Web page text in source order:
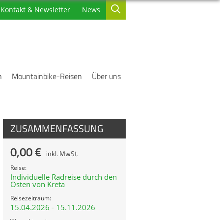
Kontakt & Newsletter News
Mountainbike-Reisen Über uns
ZUSAMMENFASSUNG
0,00 € inkl. MwSt.
Reise:
Individuelle Radreise durch den
Osten von Kreta
Reisezeitraum:
15.04.2026 - 15.11.2026